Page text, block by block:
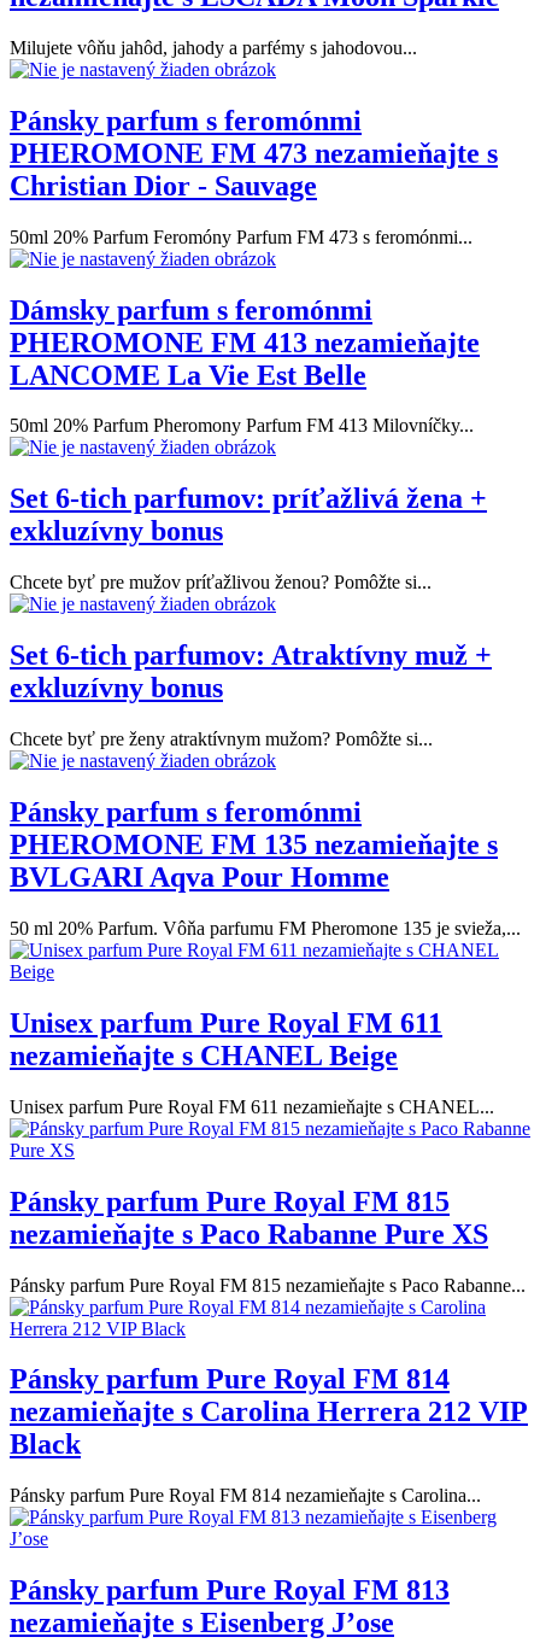
Milujete vôňu jahôd, jahody a parfémy s jahodovou...
Pánsky parfum s feromónmi
PHEROMONE FM 473 nezamieňajte s
Christian Dior - Sauvage
50ml 20% Parfum Feromóny Parfum FM 473 s feromónmi...
Dámsky parfum s feromónmi
PHEROMONE FM 413 nezamieňajte
LANCOME La Vie Est Belle
50ml 20% Parfum Pheromony Parfum FM 413 Milovníčky...
Set 6-tich parfumov: príťažlivá žena +
exkluzívny bonus
Chcete byť pre mužov príťažlivou ženou? Pomôžte si...
Set 6-tich parfumov: Atraktívny muž +
exkluzívny bonus
Chcete byť pre ženy atraktívnym mužom? Pomôžte si...
Pánsky parfum s feromónmi
PHEROMONE FM 135 nezamieňajte s
BVLGARI Aqva Pour Homme
50 ml 20% Parfum. Vôňa parfumu FM Pheromone 135 je svieža,...
Unisex parfum Pure Royal FM 611
nezamieňajte s CHANEL Beige
Unisex parfum Pure Royal FM 611 nezamieňajte s CHANEL...
Pánsky parfum Pure Royal FM 815
nezamieňajte s Paco Rabanne Pure XS
Pánsky parfum Pure Royal FM 815 nezamieňajte s Paco Rabanne...
Pánsky parfum Pure Royal FM 814
nezamieňajte s Carolina Herrera 212 VIP
Black
Pánsky parfum Pure Royal FM 814 nezamieňajte s Carolina...
Pánsky parfum Pure Royal FM 813
nezamieňajte s Eisenberg J’ose